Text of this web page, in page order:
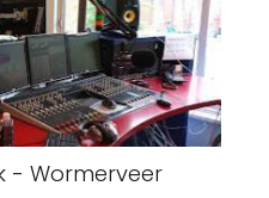
- Wormerveer